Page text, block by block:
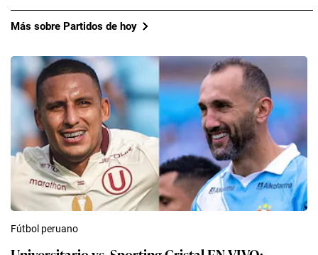
Más sobre Partidos de hoy
Fútbol peruano